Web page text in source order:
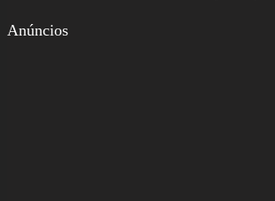
Anúncios